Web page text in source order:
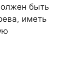
быть
иметь